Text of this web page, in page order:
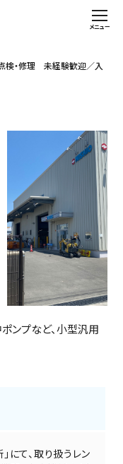
メニュー
検・修理 未経験歓迎／入
ンプなど、小型汎用
にて、取り扱うレン